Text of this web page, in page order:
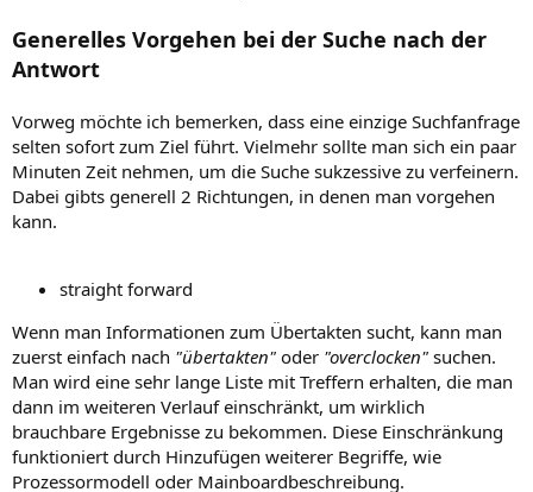
Generelles Vorgehen bei der Suche nach der
Antwort
Vorweg möchte ich bemerken, dass eine einzige Suchfanfrage
selten sofort zum Ziel führt. Vielmehr sollte man sich ein paar
Minuten Zeit nehmen, um die Suche sukzessive zu verfeinern.
Dabei gibts generell 2 Richtungen, in denen man vorgehen
kann.
straight forward
Wenn man Informationen zum Übertakten sucht, kann man
zuerst einfach nach "übertakten" oder "overclocken" suchen.
Man wird eine sehr lange Liste mit Treffern erhalten, die man
dann im weiteren Verlauf einschränkt, um wirklich
brauchbare Ergebnisse zu bekommen. Diese Einschränkung
funktioniert durch Hinzufügen weiterer Begriffe, wie
Prozessormodell oder Mainboardbeschreibung.